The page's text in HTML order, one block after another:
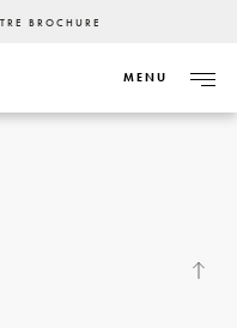
BROCHURE
MENU